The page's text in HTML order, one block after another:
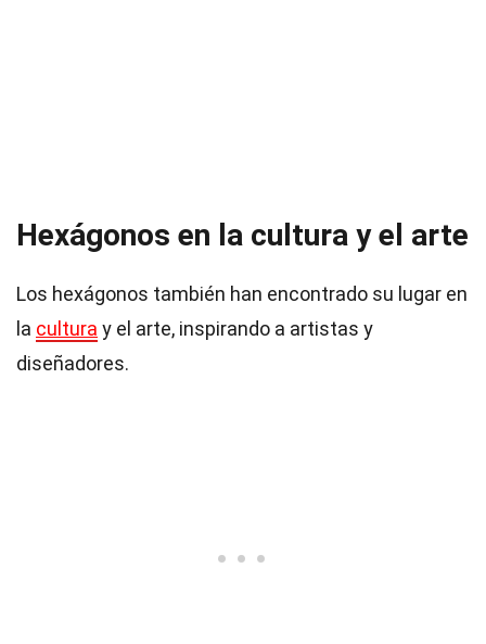
Hexágonos en la cultura y el arte
Los hexágonos también han encontrado su lugar en
la cultura y el arte, inspirando a artistas y
diseñadores.